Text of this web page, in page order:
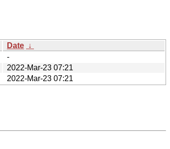
Date ↓
-
2022-Mar-23 07:21
2022-Mar-23 07:21